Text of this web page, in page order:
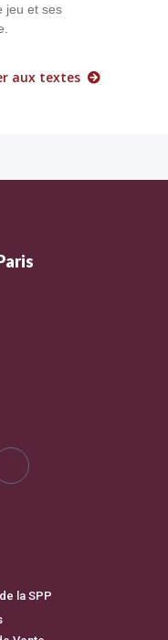
jeu et ses
aux textes
la SPP